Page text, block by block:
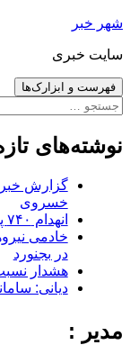
رفتن
نوشته‌ها
شهر خبر
سایت خبری
فهرست و ابزارک‌ها
جستجو
نوشته‌های
گزارش
خسروی
انهدام ۷۴۰ پهپاد اوکراینی طی یک روز
خادمی
در بجنورد
هشدار
دیانی:
مدیر :